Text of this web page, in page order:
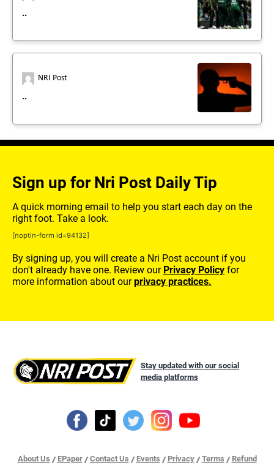
..
NRI Post
..
Sign up for Nri Post Daily Tip
A quick morning email to help you start each day on the
right foot. Take a look.
[noptin-form id=94132]
By signing up, you will create a Nri Post account if you
don't already have one. Review our Privacy Policy for
more information about ourprivacy practices.
Stay updated with our social
media platforms
About Us EPaper Contact Us Events Privacy Terms Refund